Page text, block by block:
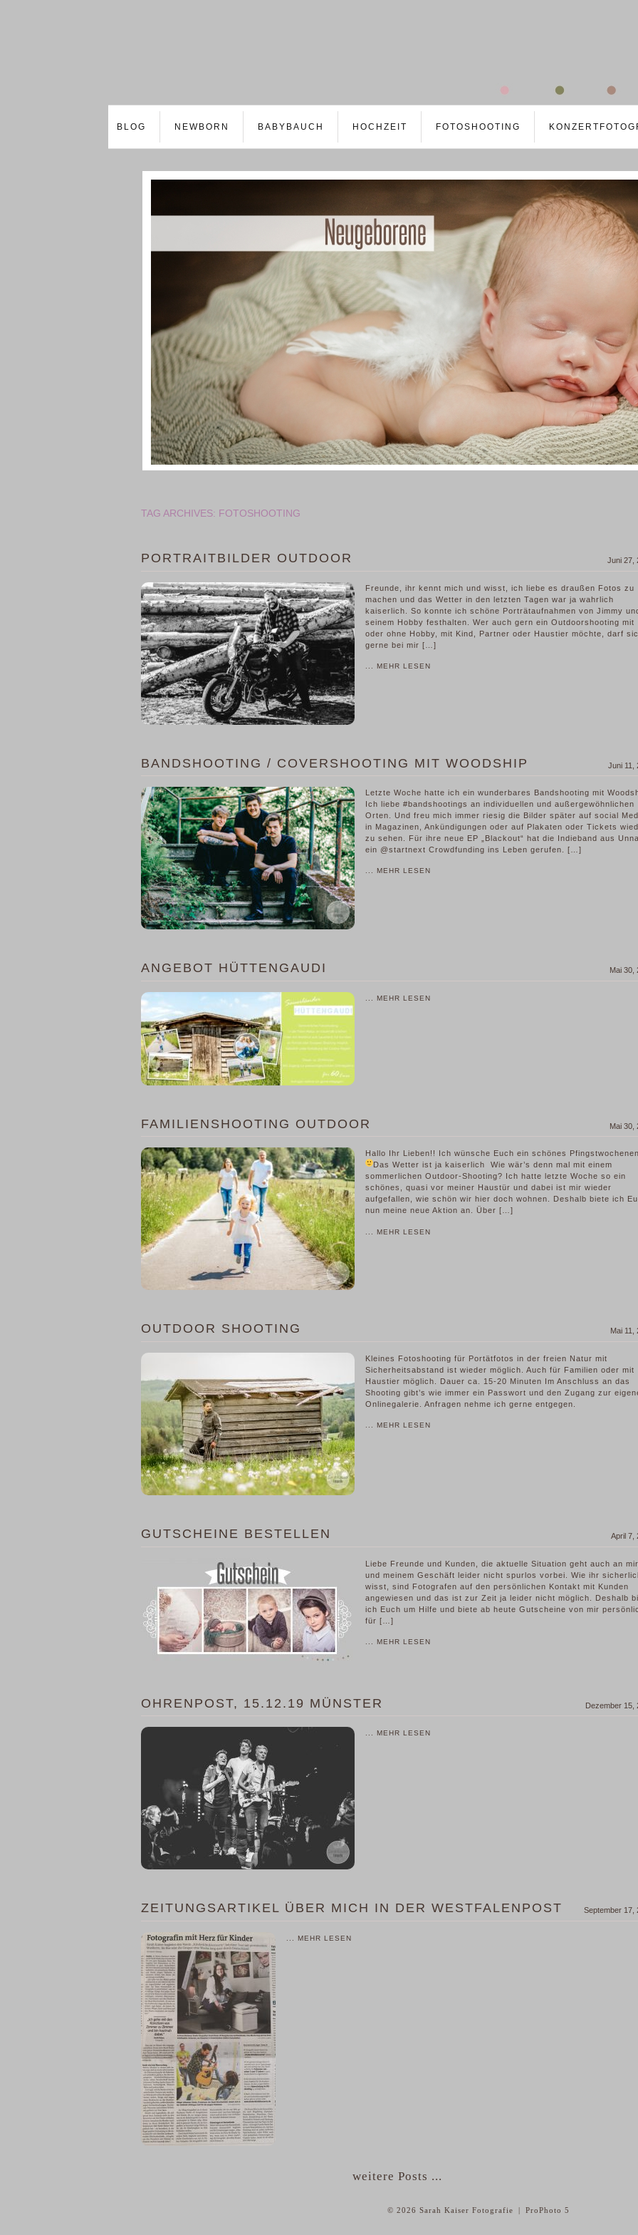
BLOG NEWBORN BABYBAUCH HOCHZEIT FOTOSHOOTING
TAG ARCHIVES: FOTOSHOOTING
Juni 27,
PORTRAITBILDER OUTDOOR
Freunde, ihr kennt mich und wisst, ich liebe es draußen Fotos zu
machen und das Wetter in den letzten Tagen war ja wahrlich
kaiserlich. So konnte ich schöne Porträtaufnahmen von Jimmy
seinem Hobby festhalten. Wer auch gern ein Outdoorshooting mit
oder ohne Hobby, mit Kind, Partner oder Haustier möchte, darf
gerne bei mir […]
... MEHR LESEN
Juni 11,
BANDSHOOTING / COVERSHOOTING MIT WOODSHIP
Letzte Woche hatte ich ein wunderbares Bandshooting mit
Ich liebe #bandshootings an individuellen und außergewöhnlichen
Orten. Und freu mich immer riesig die Bilder später auf social
in Magazinen, Ankündigungen oder auf Plakaten oder Tickets
zu sehen. Für ihre neue EP „Blackout“ hat die Indieband aus Unna
ein @startnext Crowdfunding ins Leben gerufen. […]
... MEHR LESEN
Mai 30,
ANGEBOT HÜTTENGAUDI
... MEHR LESEN
Mai 30,
FAMILIENSHOOTING OUTDOOR
Hallo Ihr Lieben!! Ich wünsche Euch ein schönes
Das Wetter ist ja kaiserlich
Wie wär’s denn mal mit einem
sommerlichen Outdoor-Shooting? Ich hatte letzte Woche so ein
schönes, quasi vor meiner Haustür und dabei ist mir wieder
aufgefallen, wie schön wir hier doch wohnen. Deshalb biete ich
nun meine neue Aktion an. Über […]
... MEHR LESEN
Mai 11,
OUTDOOR SHOOTING
Kleines Fotoshooting für Portätfotos in der freien Natur mit
Sicherheitsabstand ist wieder möglich. Auch für Familien oder mit
Haustier möglich. Dauer ca. 15-20 Minuten Im Anschluss an das
Shooting gibt’s wie immer ein Passwort und den Zugang zur
Onlinegalerie. Anfragen nehme ich gerne entgegen.
... MEHR LESEN
April 7,
GUTSCHEINE BESTELLEN
Liebe Freunde und Kunden, die aktuelle Situation geht auch an mir
und meinem Geschäft leider nicht spurlos vorbei. Wie ihr
wisst, sind Fotografen auf den persönlichen Kontakt mit Kunden
angewiesen und das ist zur Zeit ja leider nicht möglich. Deshalb
ich Euch um Hilfe und biete ab heute Gutscheine von mir
für […]
... MEHR LESEN
Dezember 15,
OHRENPOST, 15.12.19 MÜNSTER
... MEHR LESEN
September 17,
ZEITUNGSARTIKEL ÜBER MICH IN DER WESTFALENPOST
... MEHR LESEN
weitere Posts ...
© 2026 Sarah Kaiser Fotografie | ProPhoto 5